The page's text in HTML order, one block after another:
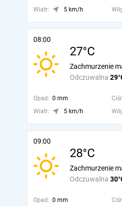
Wiatr: 5 km/h
08:00
27°C
Odczuwalna
Zachmurzenie
Opad: 0 mm
Wiatr:
5 km/h
09:00
28°C
Odczuwalna
Zachmurzenie
Opad: 0 mm